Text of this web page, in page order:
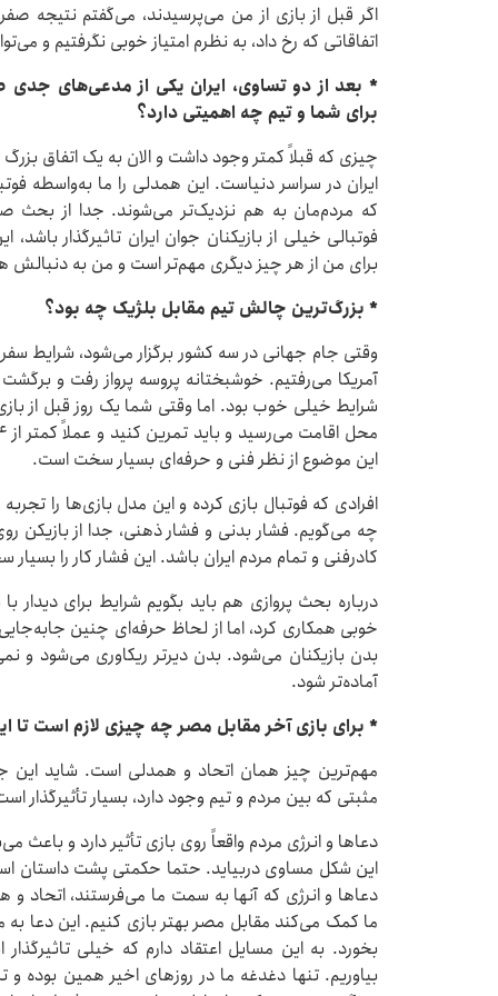
اگر قبل از بازی از من می‌پرسیدند، می‌گفتم نتیجه
اتفاقاتی که رخ داد، به نظرم امتیاز خوبی نگرفتیم و می‌توانستیم ۳ امتیاز
* بعد از دو تساوی، ایران یکی از مدعی‌های
برای شما و تیم چه اهمیتی دارد؟
چیزی که قبلاً کمتر وجود داشت و الان به یک اتفاق
ایران در سراسر دنیاست. این همدلی را ما به‌واسطه
که مردم‌مان به هم نزدیک‌تر می‌شوند. جدا از بحث
فوتبالی خیلی از بازیکنان جوان ایران تاثیرگذار
برای من از هر چیز دیگری مهم‌تر است و من به
* بزرگ‌ترین چالش تیم مقابل بلژیک چه بود؟
وقتی جام جهانی در سه کشور برگزار می‌شود، شرایط
آمریکا می‌رفتیم. خوشبختانه پروسه پرواز رفت و
این موضوع از نظر فنی و حرفه‌ای بسیار سخت است.
افرادی که فوتبال بازی کرده‌ و این مدل بازی‌ها را
چه می‌گویم. فشار بدنی و فشار ذهنی، جدا از بازیکن
کادرفنی و تمام مردم ایران باشد. این فشار کار را
درباره بحث پروازی هم باید بگویم شرایط برای دیدار
خوبی همکاری کرد، اما از لحاظ حرفه‌ای چنین
بدن بازیکنان می‌شود. بدن دیرتر ریکاوری می‌شود و
آماده‌تر شود.
* برای بازی آخر مقابل مصر چه چیزی لازم است تا
مهم‌ترین چیز همان اتحاد و همدلی است. شاید این
مثبتی که بین مردم و تیم وجود دارد، بسیار تأثیرگذار
دعاها و انرژی مردم واقعاً روی بازی تأثیر دارد و باعث
این شکل مساوی دربیاید. حتما حکمتی پشت داستان
دعاها و انرژی که آنها به سمت ما می‌فرستند، اتحاد
ما کمک می‌کند مقابل مصر بهتر بازی کنیم. این دعا
بخورد. به این مسایل اعتقاد دارم که خیلی
بیاوریم. تنها دغدغه ما در روزهای اخیر همین بوده